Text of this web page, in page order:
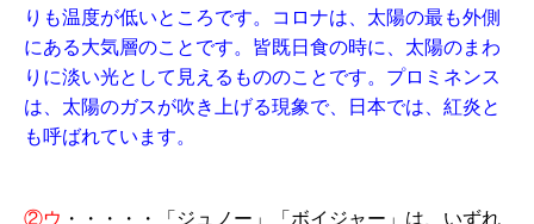
りも温度が低いところです。コロナは、太陽の最も外側
にある大気層のことです。皆既日食の時に、太陽のまわ
りに淡い光として見えるもののことです。プロミネンス
は、太陽のガスが吹き上げる現象で、日本では、紅炎と
も呼ばれています。
②ウ ・・・・・「ジュノー」「ボイジャー」は、いずれ